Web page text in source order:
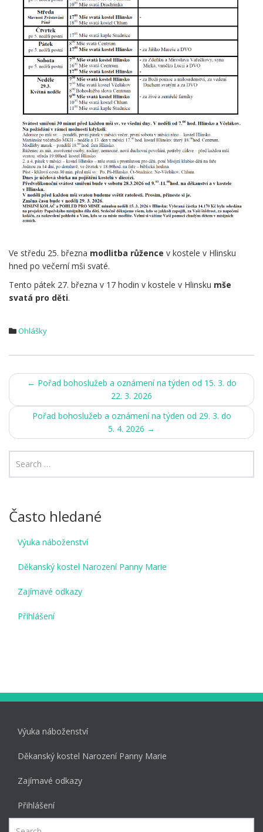
Ve středu 25. března modlitba růžence v kostele v Hlinsku
hned po večerní mši svaté.
Tento pátek 27. března v 17 hodin v kostele v Hlinsku mše
svatá pro děti.
Ohlášky
Post
navigation
← Pořad bohoslužeb a oznámení na týden od 15. 3. do
22. 3. 2026
Pořad bohoslužeb a oznámení na týden od 29. 3. do
5. 4. 2026 →
Často hledané
Výuka náboženství
Děkanský kostel Narození Panny Marie
Zajímavé odkazy
Přihlášení
Výuka náboženství
Děkanský kostel Narození Panny Marie
Zajímavé odkazy
Přihlášení